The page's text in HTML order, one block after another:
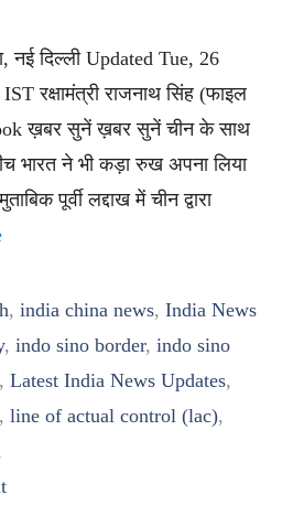
दिल्ली Updated Tue, 26
रक्षामंत्री राजनाथ सिंह (फाइल
ख़बर सुनें ख़बर सुनें चीन के साथ
भारत ने भी कड़ा रुख अपना लिया
पूर्वी लद्दाख में चीन द्वारा
, india china news, India News
, indo sino border, indo sino
, Latest India News Updates,
, line of actual control (lac),